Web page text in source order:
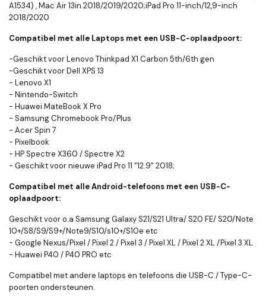
A1534) , Mac Air 13in 2018/2019/2020;iPad Pro 11-inch/12,9-inch
2018/2020
Compatibel met alle Laptops met een USB-C-oplaadpoort:
-Geschikt voor Lenovo Thinkpad X1 Carbon 5th/6th gen
-Geschikt voor Dell XPS 13
- Lenovo X1
- Nintendo-Switch
- Huawei MateBook X Pro
- Samsung Chromebook Pro/Plus
- Acer Spin 7
- Pixelbook
- HP Spectre X360 / Spectre X2
- Geschikt voor nieuwe iPad Pro 11 "12.9" 2018;
Compatibel met alle Android-telefoons met een USB-C-
oplaadpoort:
Geschikt voor o.a Samsung Galaxy S21/S21 Ultra/ S20 FE/ S20/Note
10+/S8/S9/S9+/Note9/S10/s10+/S10e etc
- Google Nexus/Pixel / Pixel 2 / Pixel 3 / Pixel XL / Pixel 2 XL /Pixel 3 XL
- Huawei P40 / P40 PRO etc
Compatibel met andere laptops en telefoons die USB-C / Type-C-
poorten ondersteunen.